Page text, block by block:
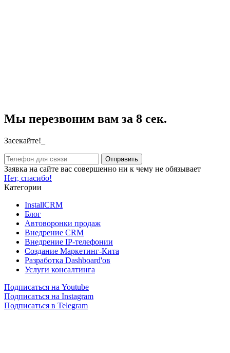
Мы перезвоним вам за 8 сек.
Засекайте!_
Заявка на сайте вас совершенно ни к чему не обязывает
Нет, спасибо!
Категории
InstallCRM
Блог
Автоворонки продаж
Внедрение CRM
Внедрение IP-телефонии
Создание Маркетинг-Кита
Разработка Dashboard'ов
Услуги консалтинга
Подписаться на Youtube
Подписаться на Instagram
Подписаться в Telegram